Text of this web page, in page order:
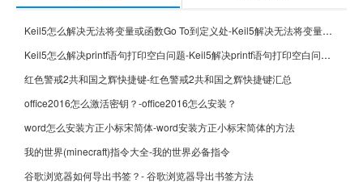
Keil5怎么解决无法将变量或函数Go To到定义处-Keil5解决无法将变量或函数Go To到定义处的方法
Keil5怎么解决printf语句打印空白问题-Keil5解决printf语句打印空白问题的方法
红色警戒2共和国之辉快捷键-红色警戒2共和国之辉快捷键汇总
office2016怎么激活密钥？-office2016怎么安装？
word怎么安装方正小标宋简体-word安装方正小标宋简体的方法
我的世界(minecraft)指令大全-我的世界必备指令
谷歌浏览器如何导出书签？- 谷歌浏览器导出书签方法